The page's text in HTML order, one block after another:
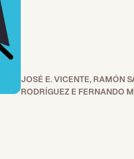
JOSÉ E. VICENTE, RAMÓN
RODRÍGUEZ E FERNANDO